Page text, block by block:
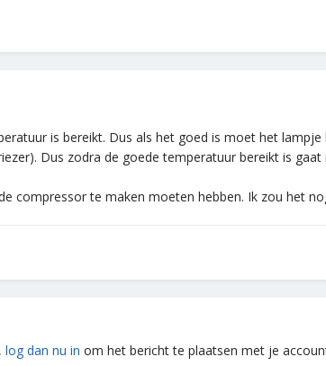
is bereikt. Dus als het goed is moet het
Dus zodra de goede temperatuur bereikt is
compressor te maken moeten hebben. Ik zou het
log dan nu in om het bericht te plaatsen met je